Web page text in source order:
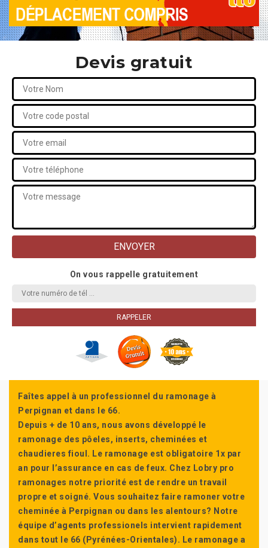
Devis gratuit
On vous rappelle gratuitement
Faîtes appel à un professionnel du ramonage à
Perpignan et dans le 66.
Depuis + de 10 ans, nous avons développé le
ramonage des pôeles, inserts, cheminées et
chaudieres fioul. Le ramonage est obligatoire 1x par
an pour l’assurance en cas de feux. Chez Lobry pro
ramonages notre priorité est de rendre un travail
propre et soigné. Vous souhaitez faire ramoner votre
cheminée à Perpignan ou dans les alentours? Notre
équipe d’agents professionels intervient rapidement
dans tout le 66 (Pyrénées-Orientales). Le ramonage a